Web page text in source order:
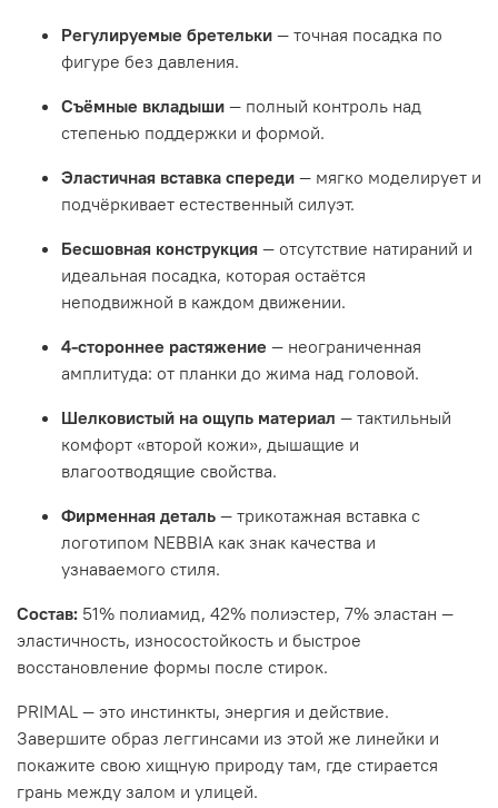
Регулируемые бретельки — точная посадка по
фигуре без давления.
Съёмные вкладыши — полный контроль над
степенью поддержки и формой.
Эластичная вставка спереди — мягко моделирует и
подчёркивает естественный силуэт.
Бесшовная конструкция — отсутствие натираний и
идеальная посадка, которая остаётся
неподвижной в каждом движении.
4-стороннее растяжение — неограниченная
амплитуда: от планки до жима над головой.
Шелковистый на ощупь материал — тактильный
комфорт «второй кожи», дышащие и
влагоотводящие свойства.
Фирменная деталь — трикотажная вставка с
логотипом NEBBIA как знак качества и
узнаваемого стиля.
Состав: 51% полиамид, 42% полиэстер, 7% эластан —
эластичность, износостойкость и быстрое
восстановление формы после стирок.
PRIMAL — это инстинкты, энергия и действие.
Завершите образ леггинсами из этой же линейки и
покажите свою хищную природу там, где стирается
грань между залом и улицей.